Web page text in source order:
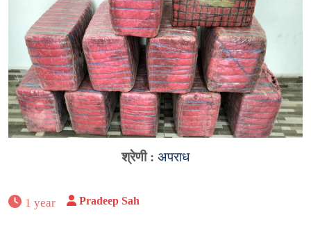
श्रेणी : अपराध
1 year Pradeep Sah